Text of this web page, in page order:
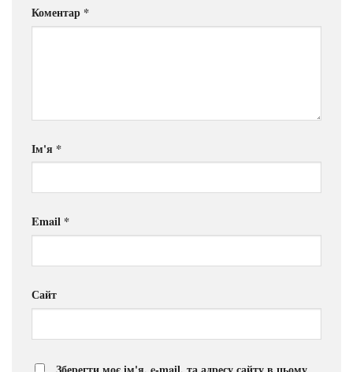
Коментар *
Ім'я *
Email *
Сайт